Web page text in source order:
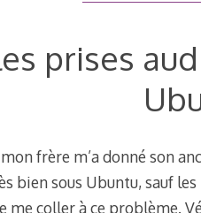
prises
frère m’a donné son
bien sous Ubuntu, sauf les
me coller à ce problème.